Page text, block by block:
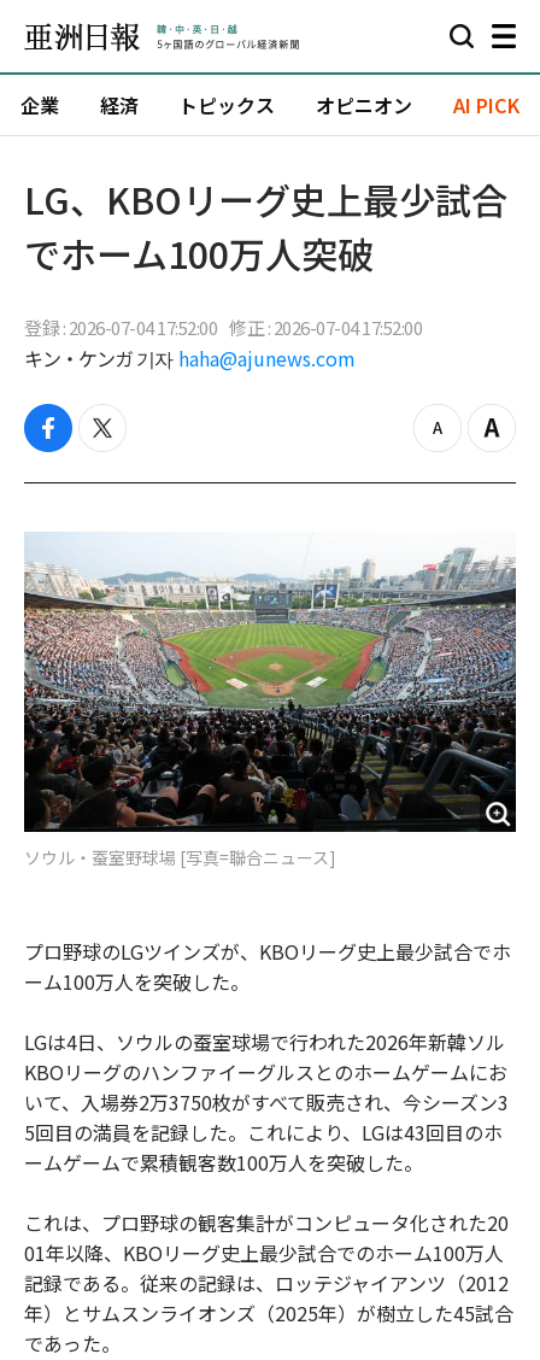
企業 経済 トピックス オピニオン AI PICK
LG、KBOリーグ史上最少試合
でホーム100万人突破
登録 : 2026-07-04 17:52:00 修正 : 2026-07-04 17:52:00
キン・ケンガ 기자 haha@ajunews.com
f
c
b
o
k
t
i
t
r
z
o
u
t
Z
o
n
ソウル・蚕室野球場 [写真=聯合ニュース]
プロ野球のLGツインズが、KBOリーグ史上最少試合でホ
ーム100万人を突破した。
LGは4日、ソウルの蚕室球場で行われた2026年新韓ソル
KBOリーグのハンファイーグルスとのホームゲームにお
いて、入場券2万3750枚がすべて販売され、今シーズン3
5回目の満員を記録した。これにより、LGは43回目のホ
ームゲームで累積観客数100万人を突破した。
これは、プロ野球の観客集計がコンピュータ化された20
01年以降、KBOリーグ史上最少試合でのホーム100万人
記録である。従来の記録は、ロッテジャイアンツ（2012
年）とサムスンライオンズ（2025年）が樹立した45試合
であった。